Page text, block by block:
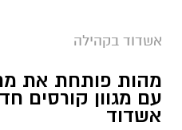
אשדוד בקהילה
עם מגוון קורסים
אשדוד